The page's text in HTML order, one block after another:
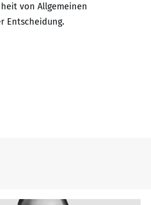
von Allgemeinen
Entscheidung.